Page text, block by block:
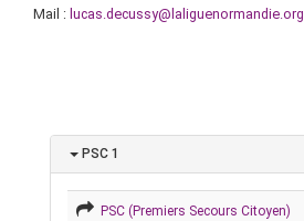
Mail : lucas.decussy@laliguenormandie.org
PSC 1
PSC (Premiers Secours Citoyen)